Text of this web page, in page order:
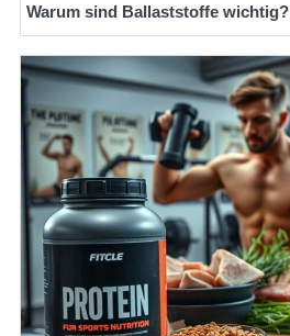
Warum sind Ballaststoffe wichtig?